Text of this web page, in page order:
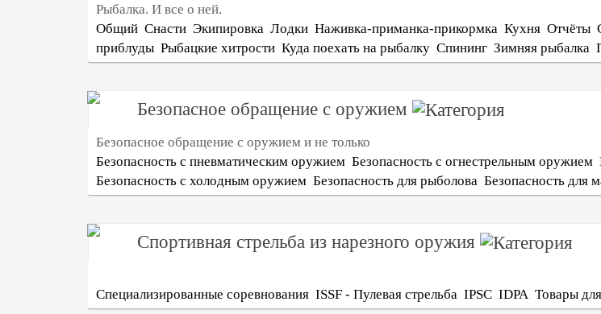
Рыбалка. И все о ней.
Общий Снасти Экипировка Лодки Наживка-приманка-прикормка Кухня Отчёты
приблуды Рыбацкие хитрости Куда поехать на рыбалку Спининг Зимняя рыбалка
Безопасное обращение с оружием
Безопасное обращение с оружием и не только
Безопасность с пневматическим оружием Безопасность с огнестрельным оружием
Безопасность с холодным оружием Безопасность для рыболова Безопасность для
Спортивная стрельба из нарезного оружия
Специализированные соревнования ISSF - Пулевая стрельба IPSC IDPA Товары